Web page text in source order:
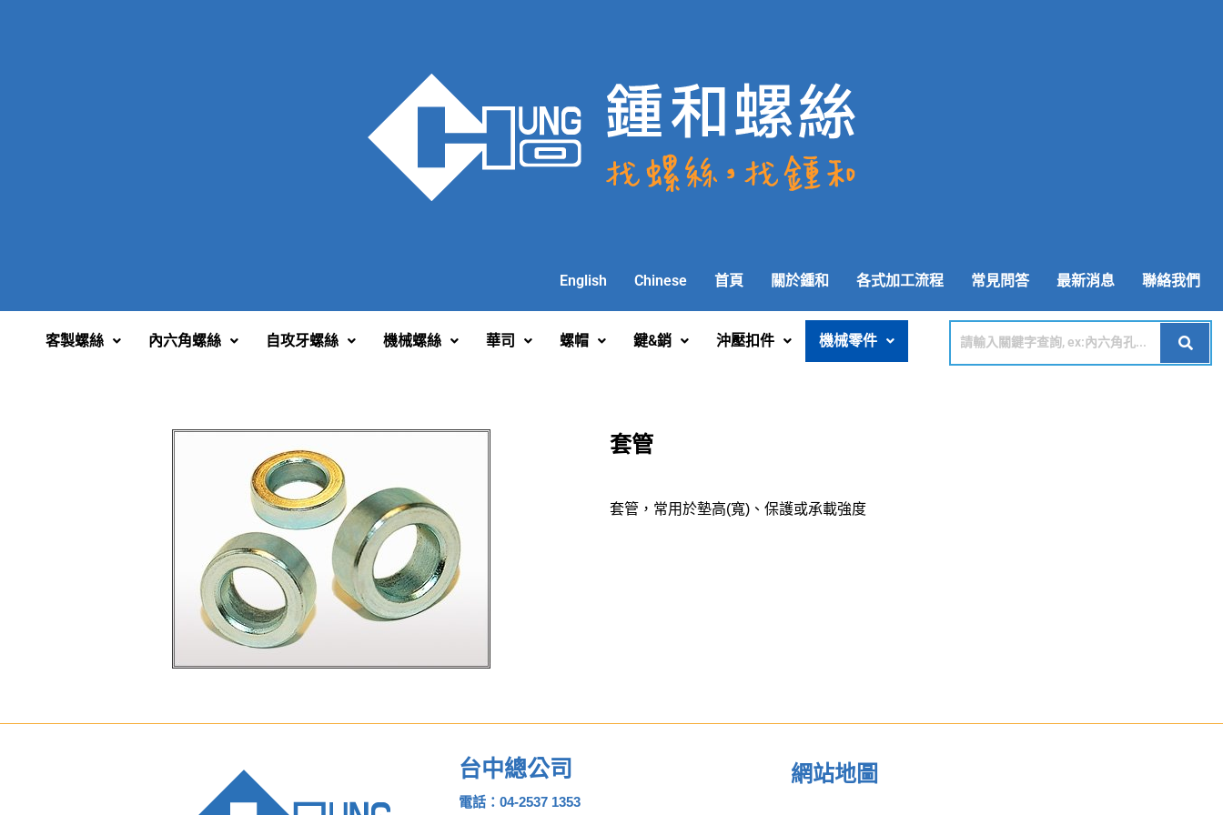
English Chinese 首頁 關於鍾和 各式加工流程 常見問答 最新消息 聯絡我們
客製螺絲 內六角螺絲 自攻牙螺絲 機械螺絲 華司 螺帽 鍵&銷 沖壓扣件 機械零件
套管
套管，常用於墊高(寬)、保護或承載強度
台中總公司
電話：04-2537 1353
網站地圖